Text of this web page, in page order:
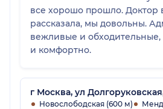
все хорошо прошло. Доктор
рассказала, мы довольны.
вежливые и
и комфортно.
г Москва, ул Долгоруковская,
Новослободская (600 м)